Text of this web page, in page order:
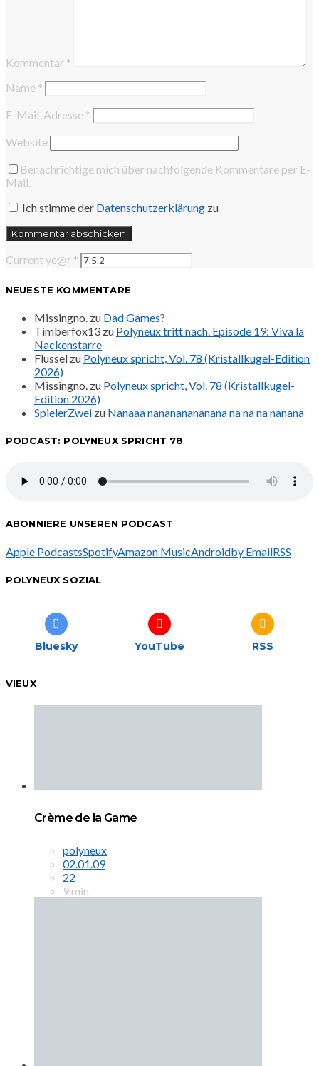
Kommentar *
Name *
E-Mail-Adresse *
Website
Benachrichtige mich über nachfolgende Kommentare per E-
Mail.
Ich stimme der Datenschutzerklärung zu
Current ye@r *
NEUESTE KOMMENTARE
Missingno. zu Dad Games?
Timberfox13 zu Polyneux tritt nach. Episode 19: Viva la
Nackenstarre
Flussel zu Polyneux spricht, Vol. 78 (Kristallkugel-Edition
2026)
Missingno. zu Polyneux spricht, Vol. 78 (Kristallkugel-
Edition 2026)
SpielerZwei zu Nanaaa nanananananana na na na nanana
PODCAST: POLYNEUX SPRICHT 78
ABONNIERE UNSEREN PODCAST
Apple PodcastsSpotifyAmazon MusicAndroidby EmailRSS
POLYNEUX SOZIAL
Bluesky YouTube RSS
VIEUX
Crème de la Game
polyneux
02.01.09
22
9 min